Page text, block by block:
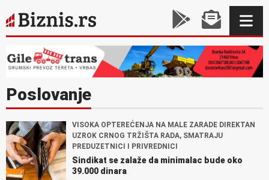
Poslovanje
VISOKA OPTEREĆENJA NA MALE ZARADE DIREKTAN
UZROK CRNOG TRŽIŠTA RADA, SMATRAJU
PREDUZETNICI I PRIVREDNICI
Sindikat se zalaže da minimalac bude oko
39.000 dinara